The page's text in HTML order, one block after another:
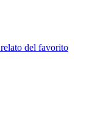
del favorito